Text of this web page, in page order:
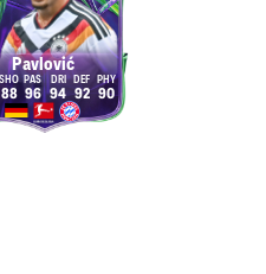
Pavlović
88 96 94 92 90